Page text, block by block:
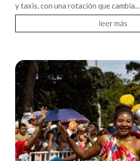
y taxis, con una rotación que cambia...
leer más